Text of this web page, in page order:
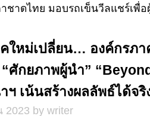
ชาดไทย มอบรถเข็นวีลแชร์เพื่อ
ใหม่เปลี่ยน… องค์กรภา
“ศักยภาพผู้นำ”
เน้นสร้างผลลัพธ์ได้จริ
2023 by writer